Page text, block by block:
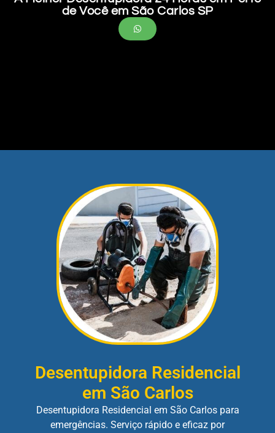
de Você em São Carlos SP
Desentupidora Residencial
em São Carlos
Desentupidora Residencial em São Carlos para
emergências. Serviço rápido e eficaz por